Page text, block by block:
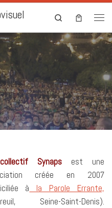
Search
Synaps est une
créée en 2007
à la Parole Errante,
Seine-Saint-Denis).